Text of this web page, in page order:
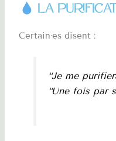
La
Certain·es disent :
“Je me
“Une fois par